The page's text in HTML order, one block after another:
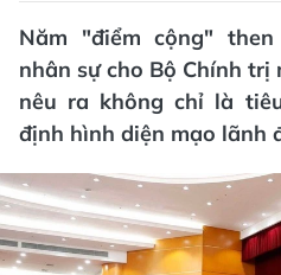
Năm "điểm cộng"
nhân sự cho Bộ Chính trị
nêu ra không chỉ là
định hình diện mạo lãnh